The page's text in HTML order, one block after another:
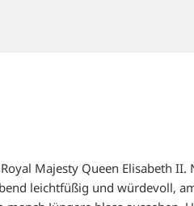
Majesty Queen Elisabeth II.
leichtfüßig und würdevoll,